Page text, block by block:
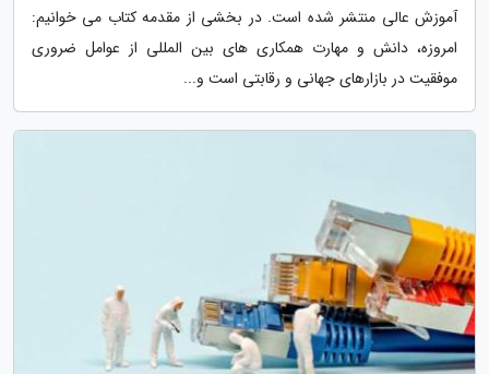
آموزش عالی منتشر شده است. در بخشی از مقدمه کتاب می خوانیم:
امروزه، دانش و مهارت همکاری­ های بین المللی از عوامل ضروری
موفقیت در بازارهای جهانی و رقابتی است و...